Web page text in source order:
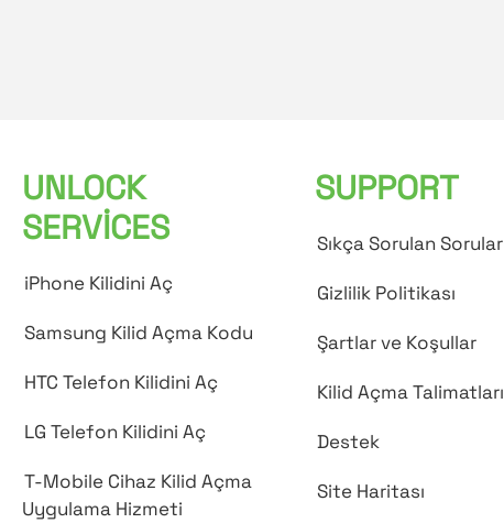
UNLOCK
SERVICES
iPhone Kilidini Aç
Samsung Kilid Açma Kodu
HTC Telefon Kilidini Aç
LG Telefon Kilidini Aç
T-Mobile Cihaz Kilid Açma
Uygulama Hizmeti
SUPPORT
Sıkça Sorulan Sorular
Gizlilik Politikası
Şartlar ve Koşullar
Kilid Açma Talimatları
Destek
Site Haritası